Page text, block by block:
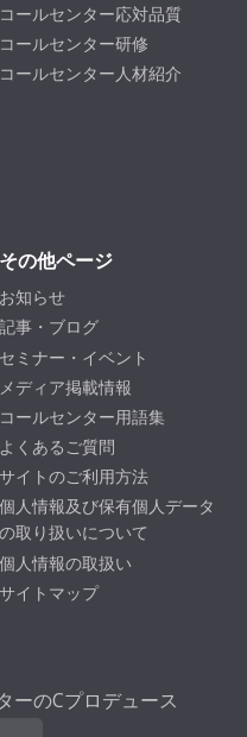
コールセンター応対品質
コールセンター研修
コールセンター人材紹介
その他ページ
お知らせ
記事・ブログ
セミナー・イベント
メディア掲載情報
コールセンター用語集
よくあるご質問
サイトのご利用方法
個人情報及び保有個人データ
の取り扱いについて
個人情報の取扱い
サイトマップ
のCプロデュース